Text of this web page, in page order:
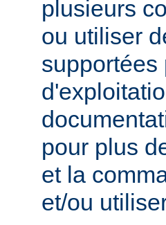
plusieurs
ou utiliser
supportées
pour plus
et la
et/ou